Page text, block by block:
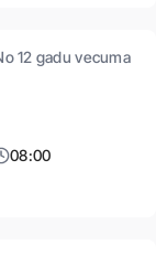
12 gadu vecuma
08:00